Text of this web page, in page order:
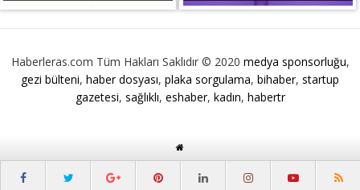
Haberleras.com Tüm Hakları Saklıdır © 2020 medya sponsorluğu,
gezi bülteni, haber dosyası, plaka sorgulama, bihaber, startup
gazetesi, sağlıklı, eshaber, kadın, habertr